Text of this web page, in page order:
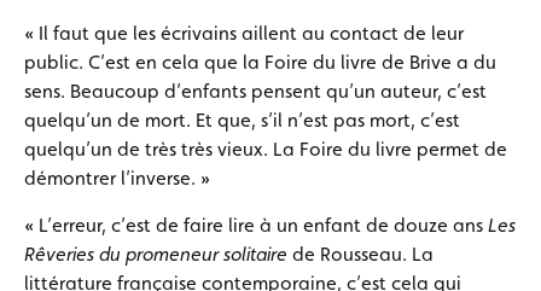
« Il faut que les écrivains aillent au contact de leur
public. C’est en cela que la Foire du livre de Brive a du
sens. Beaucoup d’enfants pensent qu’un auteur, c’est
quelqu’un de mort. Et que, s’il n’est pas mort, c’est
quelqu’un de très très vieux. La Foire du livre permet de
démontrer l’inverse. »
« L’erreur, c’est de faire lire à un enfant de douze ans Les
Rêveries du promeneur solitaire de Rousseau. La
littérature française contemporaine, c’est cela qui